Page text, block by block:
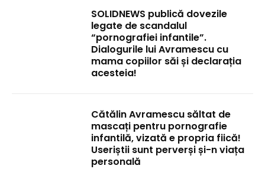
SOLIDNEWS publică dovezile
legate de scandalul
“pornografiei infantile”.
Dialogurile lui Avramescu cu
mama copiilor săi și declarația
acesteia!
Cătălin Avramescu săltat de
mascați pentru pornografie
infantilă, vizată e propria fiică!
Useriștii sunt perverși și-n viața
personală